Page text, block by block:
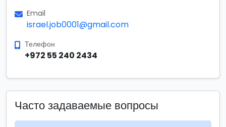
Email
israel.job0001@gmail.com
Телефон
+972 55 240 2434
Часто задаваемые вопросы